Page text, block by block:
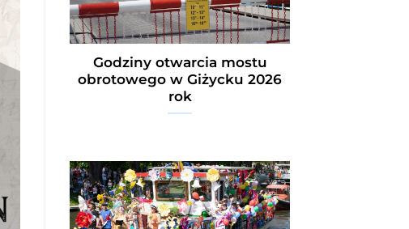
Godziny otwarcia mostu
obrotowego w Giżycku 2026
rok